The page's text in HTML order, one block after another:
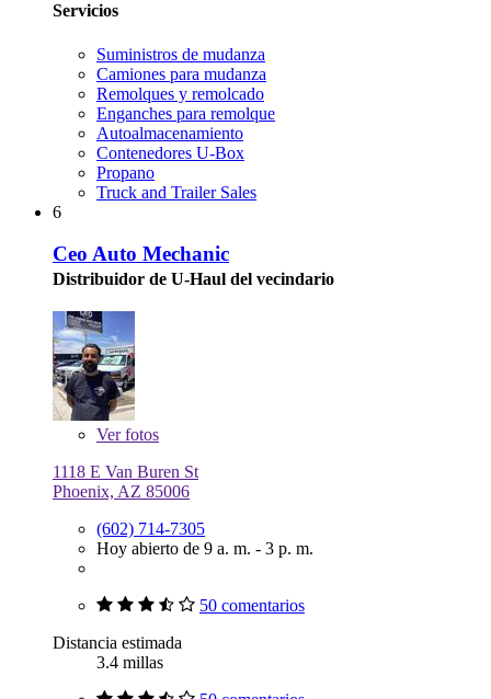
Servicios
Suministros de mudanza
Camiones para mudanza
Remolques y remolcado
Enganches para remolque
Autoalmacenamiento
Contenedores U-Box
Propano
Truck and Trailer Sales
6
Ceo Auto Mechanic
Distribuidor de U-Haul del vecindario
Verfotos
1118 E Van Buren St
Phoenix, AZ 85006
(602) 714-7305
Hoy abierto de 9 a. m. - 3 p. m.
50 comentarios
Distancia estimada
3.4 millas